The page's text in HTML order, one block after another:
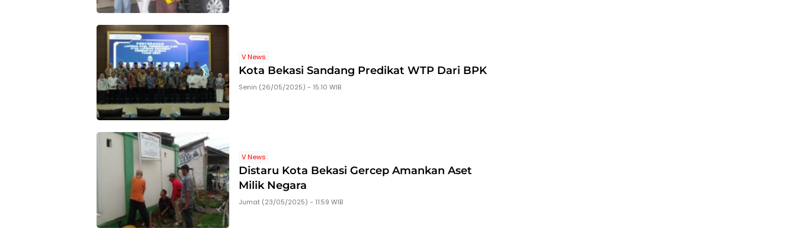
V News
Kota Bekasi Sandang Predikat WTP Dari BPK
Senin (26/05/2025) - 15:10 WIB
V News
Distaru Kota Bekasi Gercep Amankan Aset
Milik Negara
Jumat (23/05/2025) - 11:59 WIB